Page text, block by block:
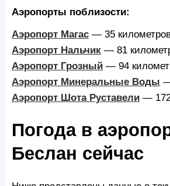
Аэропорты поблизости:
Аэропорт Магас — 35
Аэропорт Нальчик — 81
Аэропорт Грозный — 94
Аэропорт Минеральные Воды
Аэропорт Шота Руставели —
Погода в
Беслан сейчас